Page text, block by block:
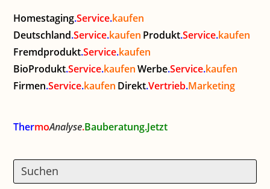
Homestaging.Service.kaufen
Deutschland.Service.kaufen Produkt.Service.kaufen
Fremdprodukt.Service.kaufen
BioProdukt.Service.kaufen Werbe.Service.kaufen
Firmen.Service.kaufen Direkt.Vertrieb.Marketing
ThermoAnalyse.Bauberatung.Jetzt